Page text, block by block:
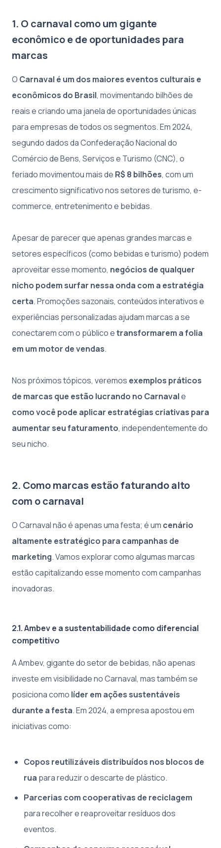
1. O carnaval como um gigante
econômico e de oportunidades para
marcas
O Carnaval é um dos maiores eventos culturais e
econômicos do Brasil, movimentando bilhões de
reais e criando uma janela de oportunidades únicas
para empresas de todos os segmentos. Em 2024,
segundo dados da Confederação Nacional do
Comércio de Bens, Serviços e Turismo (CNC), o
feriado movimentou mais de R$ 8 bilhões, com um
crescimento significativo nos setores de turismo, e-
commerce, entretenimento e bebidas.
Apesar de parecer que apenas grandes marcas e
setores específicos (como bebidas e turismo) podem
aproveitar esse momento, negócios de qualquer
nicho podem surfar nessa onda com a estratégia
certa. Promoções sazonais, conteúdos interativos e
experiências personalizadas ajudam marcas a se
conectarem com o público etransformarem a folia
em um motor de vendas.
Nos próximos tópicos, veremos exemplos práticos
de marcas que estão lucrando no Carnavale
como você pode aplicar estratégias criativas para
aumentar seu faturamento, independentemente do
seu nicho.
2. Como marcas estão faturando alto
com o carnaval
O Carnaval não é apenas uma festa; é um cenário
altamente estratégico para campanhas de
marketing. Vamos explorar como algumas marcas
estão capitalizando esse momento com campanhas
inovadoras.
2.1. Ambev e a sustentabilidade como diferencial
competitivo
A Ambev, gigante do setor de bebidas, não apenas
investe em visibilidade no Carnaval, mas também se
posiciona como líder em ações sustentáveis
durante a festa. Em 2024, a empresa apostou em
iniciativas como:
Copos reutilizáveis distribuídos nos blocos de
rua para reduzir o descarte de plástico.
Parcerias com cooperativas de reciclagem
para recolher e reaproveitar resíduos dos
eventos.